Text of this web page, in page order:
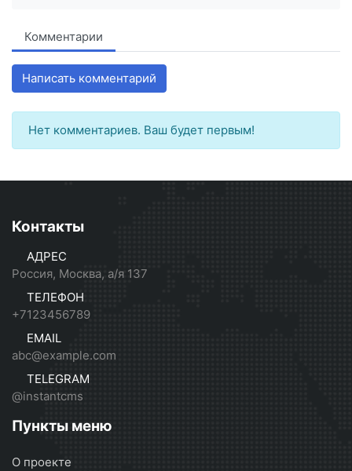
Комментарии
Написать комментарий
Нет комментариев. Ваш будет первым!
Контакты
АДРЕС
Россия, Москва, а/я 137
ТЕЛЕФОН
+7123456789
EMAIL
abc@example.com
TELEGRAM
@instantcms
Пункты меню
О проекте